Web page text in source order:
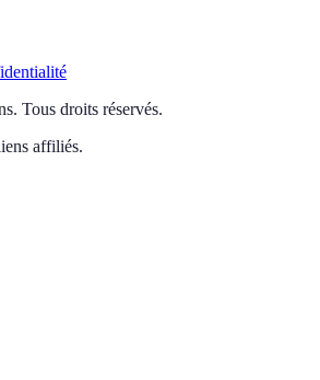
. Tous droits réservés.
affiliés.